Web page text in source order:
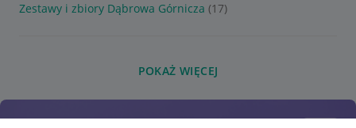
Zestawy i zbiory Dąbrowa Górnicza (17)
POKAŻ WIĘCEJ